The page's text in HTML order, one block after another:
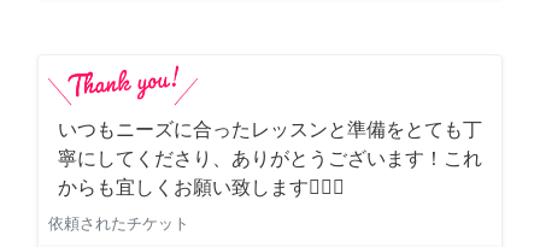
いつもニーズに合ったレッスンと準備をとても丁
寧にしてくださり、ありがとうございます！これ
からも宜しくお願い致します🙇‍♀️✨
依頼されたチケット